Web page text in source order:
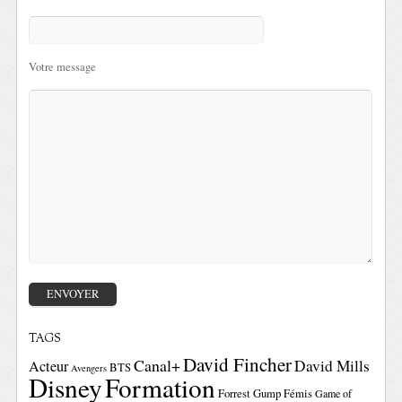
Votre message
TAGS
Acteur Avengers BTSCanal+David FincherDavid Mills
DisneyFormationForrest GumpFémis Game of